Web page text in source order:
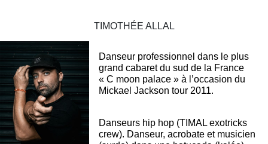
TIMOTHÉE ALLAL
Danseur professionnel dans le plus
grand cabaret du sud de la France
« C moon palace » à l’occasion du
Mickael Jackson tour 2011.
Danseurs hip hop (TIMAL exotricks
crew). Danseur, acrobate et musicien